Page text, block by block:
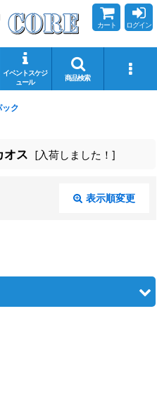
カート ログイン
イベントスケジ
ュール
商品検索
ク
オス [入荷しました！ ]
表示順変更